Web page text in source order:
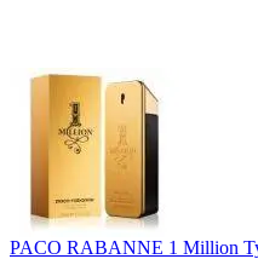
PACO RABANNE 1 Million